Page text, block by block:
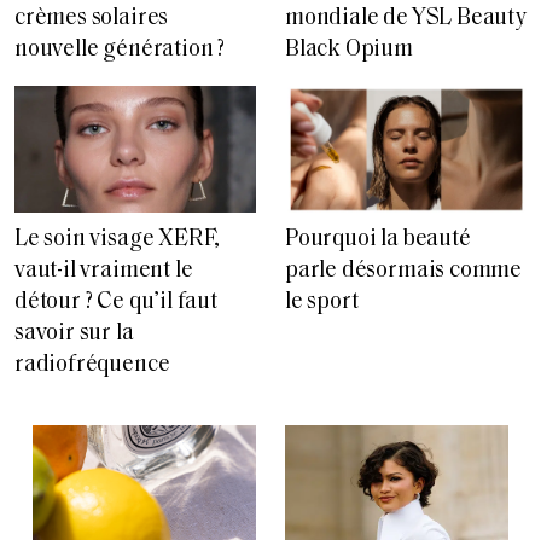
crèmes solaires
nouvelle génération ?
mondiale de YSL Beauty
Black Opium
Le soin visage XERF,
vaut-il vraiment le
détour ? Ce qu’il faut
savoir sur la
radiofréquence
Pourquoi la beauté
parle désormais comme
le sport